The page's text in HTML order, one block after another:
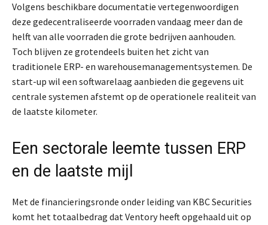
Volgens beschikbare documentatie vertegenwoordigen
deze gedecentraliseerde voorraden vandaag meer dan de
helft van alle voorraden die grote bedrijven aanhouden.
Toch blijven ze grotendeels buiten het zicht van
traditionele ERP- en warehousemanagementsystemen. De
start-up wil een softwarelaag aanbieden die gegevens uit
centrale systemen afstemt op de operationele realiteit van
de laatste kilometer.
Een sectorale leemte tussen ERP
en de laatste mijl
Met de financieringsronde onder leiding van KBC Securities
komt het totaalbedrag dat Ventory heeft opgehaald uit op